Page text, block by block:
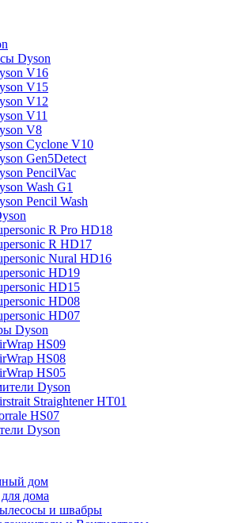
Dyson
V16
V15
V12
V11
V8
Cyclone V10
Gen5Detect
PencilVac
Wash G1
Pencil Wash
R Pro HD18
R HD17
Nural HD16
HD19
HD15
HD08
HD07
Dyson
HS09
HS08
HS05
Dyson
Straightener HT01
HS07
Dyson
дом
дома
и швабры